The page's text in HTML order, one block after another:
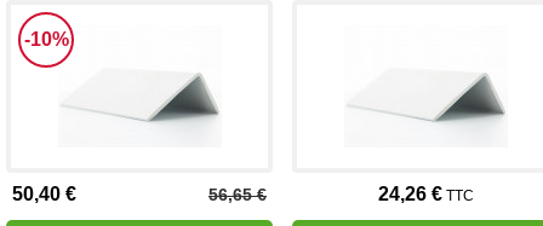
-10%
56,65 €
50,40 € 24,26 €TTC